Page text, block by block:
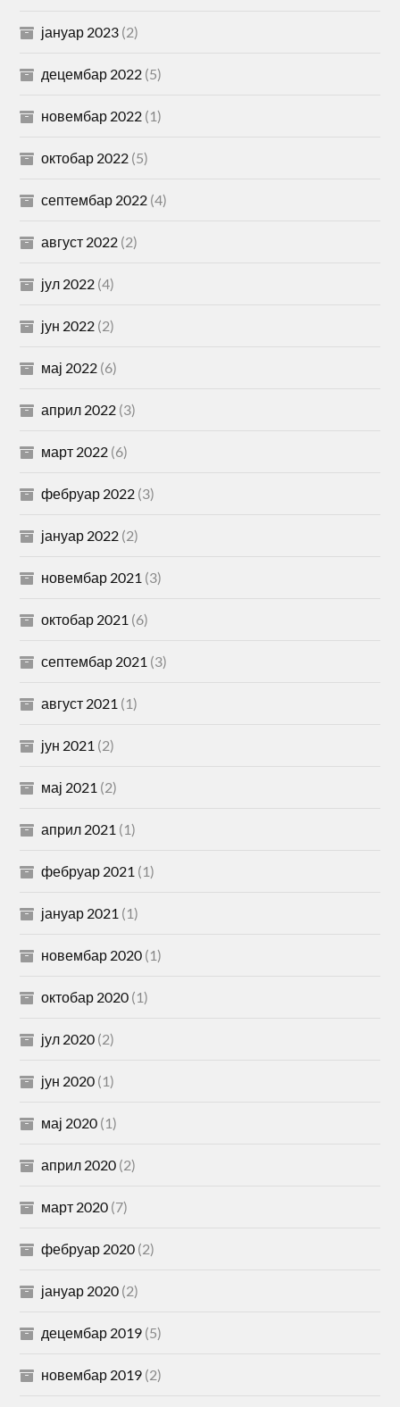
јануар 2023 (2)
децембар 2022 (5)
новембар 2022 (1)
октобар 2022 (5)
септембар 2022 (4)
август 2022 (2)
јул 2022 (4)
јун 2022 (2)
мај 2022 (6)
април 2022 (3)
март 2022 (6)
фебруар 2022 (3)
јануар 2022 (2)
новембар 2021 (3)
октобар 2021 (6)
септембар 2021 (3)
август 2021 (1)
јун 2021 (2)
мај 2021 (2)
април 2021 (1)
фебруар 2021 (1)
јануар 2021 (1)
новембар 2020 (1)
октобар 2020 (1)
јул 2020 (2)
јун 2020 (1)
мај 2020 (1)
април 2020 (2)
март 2020 (7)
фебруар 2020 (2)
јануар 2020 (2)
децембар 2019 (5)
новембар 2019 (2)